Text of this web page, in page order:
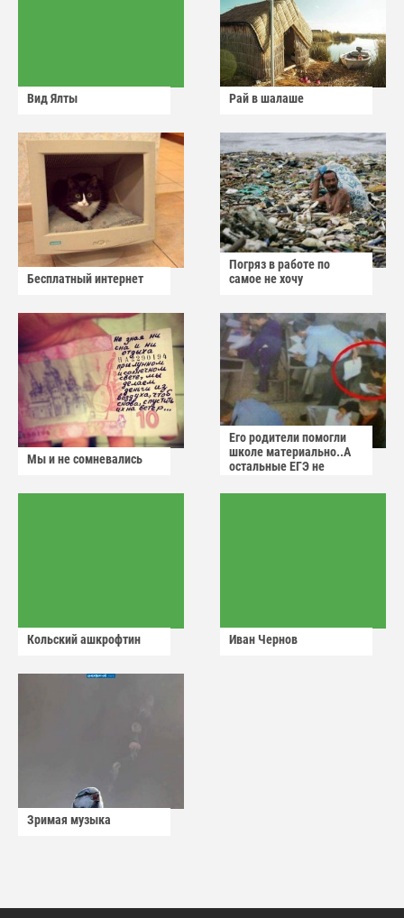
Вид Ялты Рай в шалаше
Бесплатный интернет
Погряз в работе по
самое не хочу
Мы и не сомневались
Его родители помогли
школе материально..А
остальные ЕГЭ не
Кольский ашкрофтин Иван Чернов
Зримая музыка